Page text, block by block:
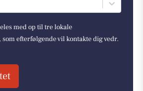
med op til tre lokale
efterfølgende vil kontakte dig vedr.